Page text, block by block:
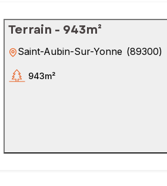
Terrain - 943m²
Saint-Aubin-Sur-Yonne (89300)
943m²